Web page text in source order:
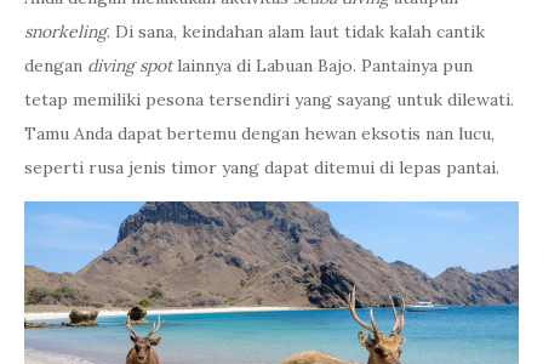
snorkeling. Di sana, keindahan alam laut tidak kalah cantik
dengan diving spotlainnya di Labuan Bajo. Pantainya pun
tetap memiliki pesona tersendiri yang sayang untuk dilewati.
Tamu Anda dapat bertemu dengan hewan eksotis nan lucu,
seperti rusa jenis timor yang dapat ditemui di lepas pantai.